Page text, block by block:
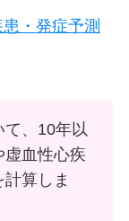
・発症予測
て、10年以
虚血性心疾
算しま